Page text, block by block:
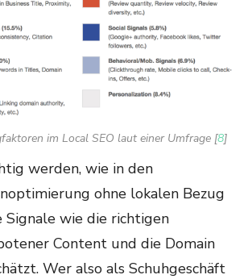
im Local SEO laut einer Umfrage [8]
werden, wie in den
ohne lokalen Bezug
Signale wie die richtigen
Content und die Domain
Wer also als Schuhgeschäft